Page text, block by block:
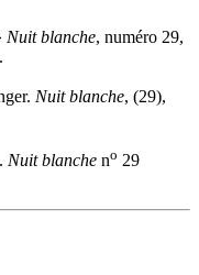
Nuit blanche, numéro 29,
Nuit blanche, (29),
Nuit blanche no 29